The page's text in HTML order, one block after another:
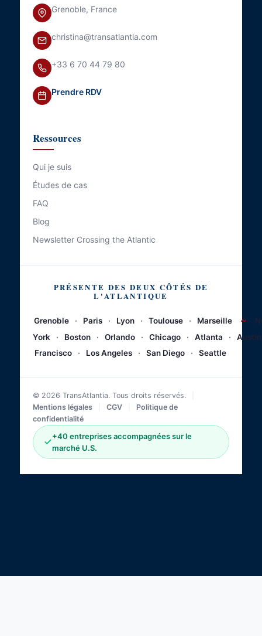
Grenoble, France
christina@transatlantia.com
+33 6 70 44 79 80
Prendre RDV
Ressources
Qui je suis
Études de cas
FAQ
Blog
Newsletter Crossing the Atlantic
PRÉSENTE DES DEUX CÔTÉS DE
L'ATLANTIQUE
Grenoble · Paris · Lyon · Toulouse · Marseille ~
York
· Boston · Orlando · Chicago · Atlanta ·
Austin
Francisco
· Los Angeles · San Diego · Seattle
© 2026 TransAtlantia. Tous droits réservés.
Mentions légales
CGV
Politique de
confidentialité
+40 entreprises accompagnées sur le
marché U.S.